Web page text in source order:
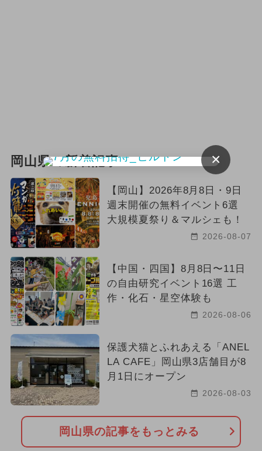
岡山県の新着記事
【岡山】2026年8月8日・9日
週末開催の無料イベント6選
大規模夏祭り＆マルシェも！
2026-08-07
【中国・四国】8月8日〜11日
の自由研究イベント16選 工
作・化石・星空体験も
2026-08-06
保護犬猫とふれあえる「ANEL
LA CAFE」岡山県3店舗目が8
月1日にオープン
2026-08-03
岡山県の記事をもっとみる
×